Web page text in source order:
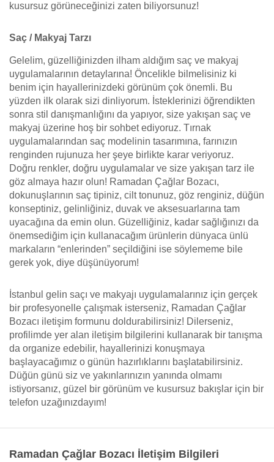
kusursuz görüneceğinizi zaten biliyorsunuz!
Saç / Makyaj Tarzı
Gelelim, güzelliğinizden ilham aldığım saç ve makyaj
uygulamalarının detaylarına! Öncelikle bilmelisiniz ki
benim için hayallerinizdeki görünüm çok önemli. Bu
yüzden ilk olarak sizi dinliyorum. İsteklerinizi öğrendikten
sonra stil danışmanlığını da yapıyor, size yakışan saç ve
makyaj üzerine hoş bir sohbet ediyoruz. Tırnak
uygulamalarından saç modelinin tasarımına, farınızın
renginden rujunuza her şeye birlikte karar veriyoruz.
Doğru renkler, doğru uygulamalar ve size yakışan tarz ile
göz almaya hazır olun! Ramadan Çağlar Bozacı,
dokunuşlarının saç tipiniz, cilt tonunuz, göz renginiz, düğün
konseptiniz, gelinliğiniz, duvak ve aksesuarlarına tam
uyacağına da emin olun. Güzelliğiniz, kadar sağlığınızı da
önemsediğim için kullanacağım ürünlerin dünyaca ünlü
markaların “enlerinden” seçildiğini ise söylememe bile
gerek yok, diye düşünüyorum!
İstanbul gelin saçı ve makyajı uygulamalarınız için gerçek
bir profesyonelle çalışmak isterseniz, Ramadan Çağlar
Bozacı iletişim formunu doldurabilirsiniz! Dilerseniz,
profilimde yer alan iletişim bilgilerini kullanarak bir tanışma
da organize edebilir, hayallerinizi konuşmaya
başlayacağımız o günün hazırlıklarını başlatabilirsiniz.
Düğün günü siz ve yakınlarınızın yanında olmamı
istiyorsanız, güzel bir görünüm ve kusursuz bakışlar için bir
telefon uzağınızdayım!
Ramadan Çağlar Bozacı İletişim Bilgileri